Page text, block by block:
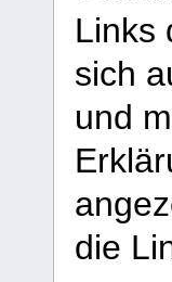
Links
sich
und
die